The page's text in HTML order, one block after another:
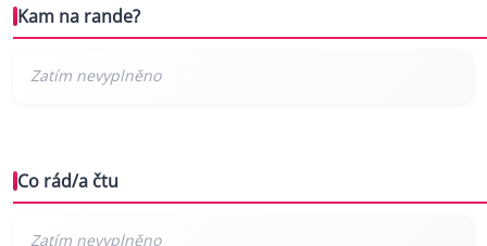
Kam na rande?
Co rád/a čtu